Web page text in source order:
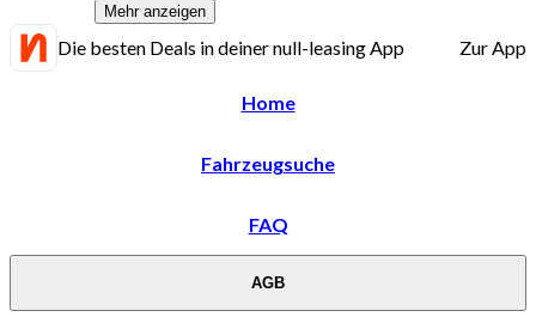
Mehr anzeigen
Die besten Deals in deiner null-leasing App Zur App
Home
Fahrzeugsuche
FAQ
AGB